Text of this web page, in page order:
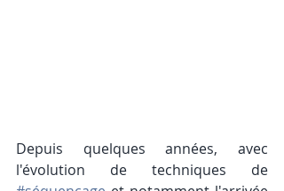
Depuis quelques années, avec